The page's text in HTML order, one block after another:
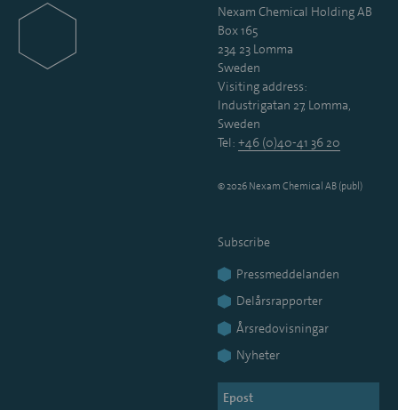
Nexam Chemical Holding AB
Box 165
234 23 Lomma
Sweden
Visiting address:
Industrigatan 27, Lomma,
Sweden
Tel: +46 (0)40-41 36 20
© 2026 Nexam Chemical AB (publ)
Subscribe
Pressmeddelanden
Delårsrapporter
Årsredovisningar
Nyheter